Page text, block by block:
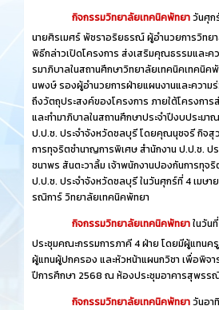
กิจกรรมวิทยาลัยเทคนิคพัทยาวันศุก
นายศิรเมศร์ พัชราอริยธรณ์ ผู้อำนวยการวิทย
พิธีกล่าวเปิดโครงการ ส่งเสริมคุณธรรมและคว
รมาภิบาลในสถานศึกษาวิทยาลัยเทคนิคเทคนิค
นพงษ์ รองผู้อำนวยการฝ่ายแผนงานและความ
ถึงวัตถุประสงค์ของโครงการ ภายใต้โครงกา
และทำมาภิบาลในสถานศึกษาประจำปีงบประม
ป.ป.ช. ประจำจังหวัดชลบุรี โดยคุณนุชจรี กิจสุ
การทุจริตชำนาญการพิเศษ สำนักงาน ป.ป.ช.
ชนาพร สันตะวาลิ้ม เจ้าพนักงานปองกันการทุจ
ป.ป.ช. ประจำจังหวัดชลบุรี ในวันศุกร์ที่ 4 เมษ
รณิการ์ วิทยาลัยเทคนิคพัทยา
กิจกรรมวิทยาลัยเทคนิคพัทยาในวัน
ประชุมคณะกรรมการภาคี 4 ฝ่าย โดยมีผู้แทนค
ผู้แทนผู้ปกครอง และหัวหน้าแผนกวิชา เพื่อพิจ
ปีการศึกษา 2568 ณ ห้องประชุมอาคารสุพรร
กิจกรรมวิทยาลัยเทคนิคพัทยาวันอา